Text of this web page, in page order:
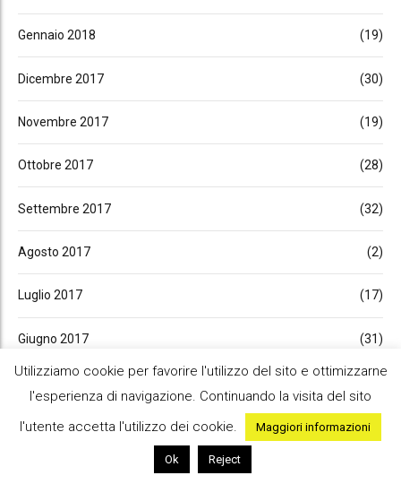
Gennaio 2018 (19)
Dicembre 2017 (30)
Novembre 2017 (19)
Ottobre 2017 (28)
Settembre 2017 (32)
Agosto 2017 (2)
Luglio 2017 (17)
Giugno 2017 (31)
Aprile 2017 (27)
Utilizziamo cookie per favorire l'utilizzo del sito e ottimizzarne
l'esperienza di navigazione. Continuando la visita del sito
l'utente accetta l'utilizzo dei cookie.
Maggiori informazioni
Ok Reject